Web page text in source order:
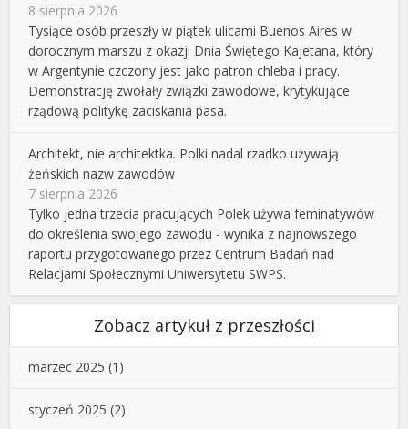
8 sierpnia 2026
Tysiące osób przeszły w piątek ulicami Buenos Aires w
dorocznym marszu z okazji Dnia Świętego Kajetana, który
w Argentynie czczony jest jako patron chleba i pracy.
Demonstrację zwołały związki zawodowe, krytykujące
rządową politykę zaciskania pasa.
Architekt, nie architektka. Polki nadal rzadko używają
żeńskich nazw zawodów
7 sierpnia 2026
Tylko jedna trzecia pracujących Polek używa feminatywów
do określenia swojego zawodu - wynika z najnowszego
raportu przygotowanego przez Centrum Badań nad
Relacjami Społecznymi Uniwersytetu SWPS.
Zobacz artykuł z przeszłości
marzec 2025 (1)
styczeń 2025 (2)